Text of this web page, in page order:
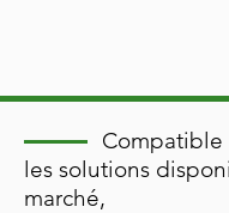
Compatible
les solutions
marché,